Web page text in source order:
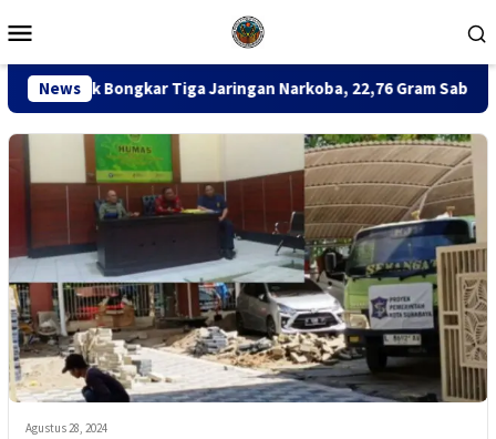
ke
Mobile
News
Tiga Jaringan Narkoba, 22,76 Gram Sabu dan Pil Ekstasi Disita
Agustus 28, 2024